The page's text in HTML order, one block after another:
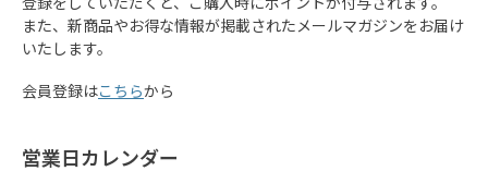
また、新商品やお得な情報が掲載されたメールマガジンをお届け
いたします。
会員登録はこちらから
営業日カレンダー